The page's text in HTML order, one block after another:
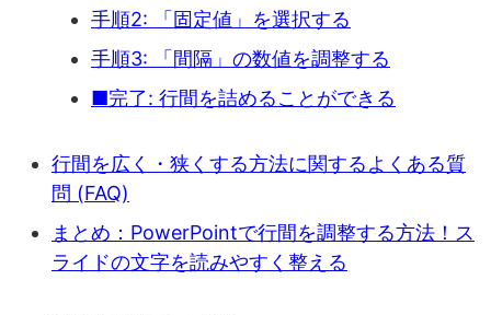
手順2: 「固定値」を選択する
手順3: 「間隔」の数値を調整する
■完了: 行間を詰めることができる
行間を広く・狭くする方法に関するよくある質
問 (FAQ)
まとめ：PowerPointで行間を調整する方法！ス
ライドの文字を読みやすく整える